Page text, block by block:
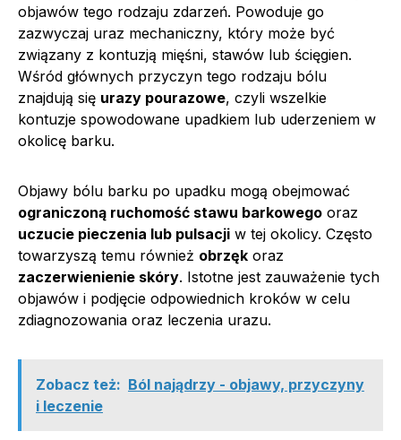
objawów tego rodzaju zdarzeń. Powoduje go
zazwyczaj uraz mechaniczny, który może być
związany z kontuzją mięśni, stawów lub ścięgien.
Wśród głównych przyczyn tego rodzaju bólu
znajdują się urazy pourazowe, czyli wszelkie
kontuzje spowodowane upadkiem lub uderzeniem w
okolicę barku.
Objawy bólu barku po upadku mogą obejmować
ograniczoną ruchomość stawu barkowego oraz
uczucie pieczenia lub pulsacji w tej okolicy. Często
towarzyszą temu również obrzęk oraz
zaczerwienienie skóry. Istotne jest zauważenie tych
objawów i podjęcie odpowiednich kroków w celu
zdiagnozowania oraz leczenia urazu.
Zobacz też: Ból najądrzy - objawy, przyczyny
i leczenie